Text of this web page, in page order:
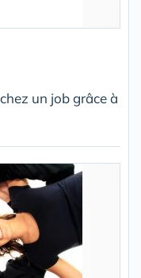
un job grâce à